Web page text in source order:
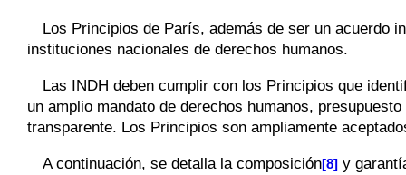
Los Principios de París, además de ser un acuerdo
instituciones nacionales de derechos humanos.
Las INDH deben cumplir con los Principios que
un amplio mandato de derechos humanos,
transparente. Los Principios son ampliamente
A continuación, se detalla la composición[8] y